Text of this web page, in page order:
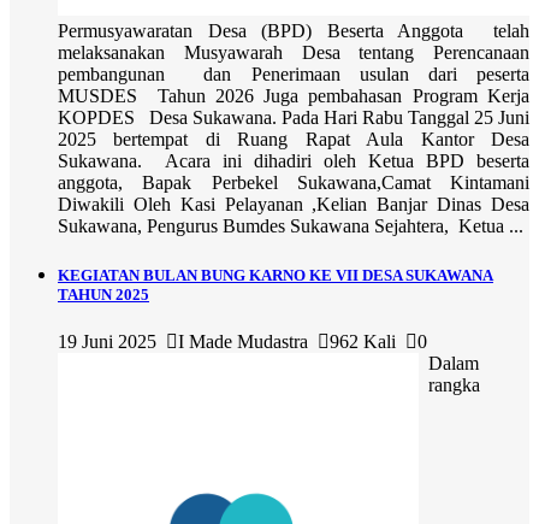
Permusyawaratan Desa (BPD) Beserta Anggota telah
melaksanakan Musyawarah Desa tentang Perencanaan
pembangunan dan Penerimaan usulan dari peserta
MUSDES Tahun 2026 Juga pembahasan Program Kerja
KOPDES Desa Sukawana. Pada Hari Rabu Tanggal 25 Juni
2025 bertempat di Ruang Rapat Aula Kantor Desa
Sukawana. Acara ini dihadiri oleh Ketua BPD beserta
anggota, Bapak Perbekel Sukawana,Camat Kintamani
Diwakili Oleh Kasi Pelayanan ,Kelian Banjar Dinas Desa
Sukawana, Pengurus Bumdes Sukawana Sejahtera, Ketua ...
KEGIATAN BULAN BUNG KARNO KE VII DESA SUKAWANA
TAHUN 2025
19 Juni 2025 I Made Mudastra 962 Kali
0
Dalam
rangka